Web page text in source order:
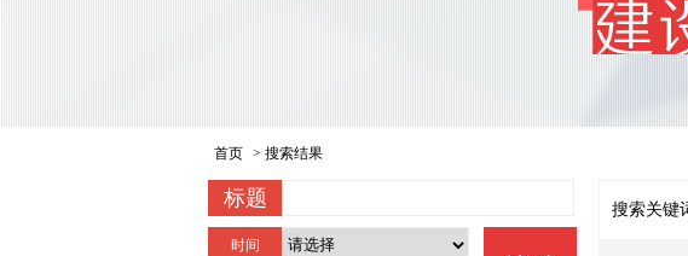
首页 > 搜索结果
标题
时间
搜索关键